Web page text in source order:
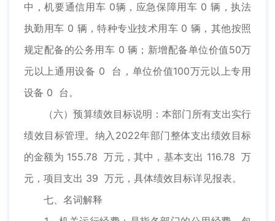
中，机要通信用车 0辆，应急保障用车 0 辆，执法
执勤用车 0 辆，特种专业技术用车 0 辆，其他按照
规定配备的公务用车 0 辆；新增配备单位价值50万
元以上通用设备 0 台，单位价值100万元以上专用
设备 0 台。
（六）预算绩效目标说明：本部门所有支出实行
绩效目标管理。纳入2022年部门整体支出绩效目标
的金额为 155.78 万元，其中，基本支出 116.78 万
元，项目支出 39 万元，具体绩效目标详见报表。
七、名词解释